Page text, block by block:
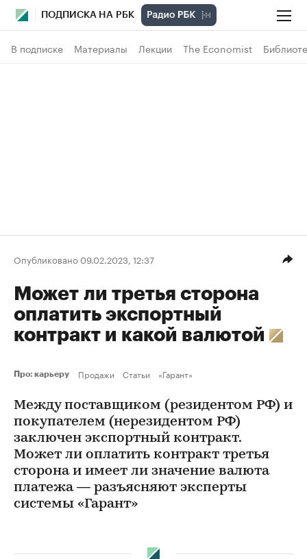
ПОДПИСКА НА РБК
В подписке Материалы Лекции The Economist
Опубликовано 09.02.2023, 12:37
Может ли третья сторона
оплатить экспортный
контракт и какой валютой
Про: карьеру Продажи Статьи «Гарант»
Между поставщиком (резидентом РФ) и
покупателем (нерезидентом РФ)
заключен экспортный контракт.
Может ли оплатить контракт третья
сторона и имеет ли значение валюта
платежа — разъясняют эксперты
системы «Гарант»